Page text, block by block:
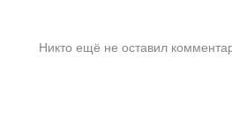
Никто ещё не оставил